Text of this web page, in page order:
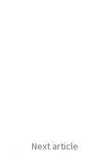
Next article